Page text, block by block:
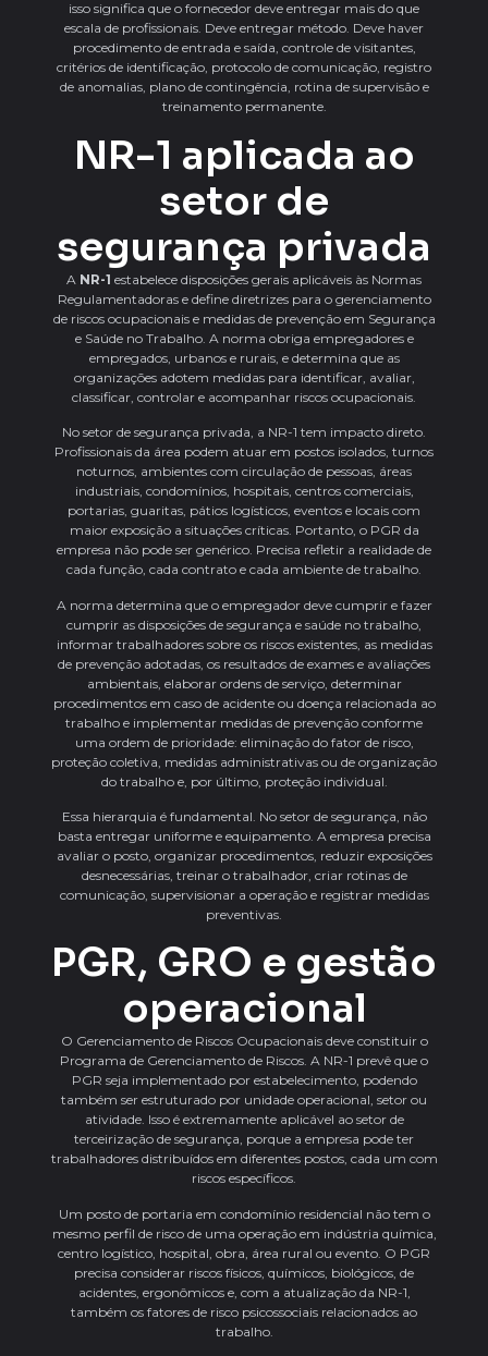
isso significa que o fornecedor deve entregar mais do que
escala de profissionais. Deve entregar método. Deve haver
procedimento de entrada e saída, controle de visitantes,
critérios de identificação, protocolo de comunicação, registro
de anomalias, plano de contingência, rotina de supervisão e
treinamento permanente.
NR-1 aplicada ao
setor de
segurança privada
A NR-1 estabelece disposições gerais aplicáveis às Normas
Regulamentadoras e define diretrizes para o gerenciamento
de riscos ocupacionais e medidas de prevenção em Segurança
e Saúde no Trabalho. A norma obriga empregadores e
empregados, urbanos e rurais, e determina que as
organizações adotem medidas para identificar, avaliar,
classificar, controlar e acompanhar riscos ocupacionais.
No setor de segurança privada, a NR-1 tem impacto direto.
Profissionais da área podem atuar em postos isolados, turnos
noturnos, ambientes com circulação de pessoas, áreas
industriais, condomínios, hospitais, centros comerciais,
portarias, guaritas, pátios logísticos, eventos e locais com
maior exposição a situações críticas. Portanto, o PGR da
empresa não pode ser genérico. Precisa refletir a realidade de
cada função, cada contrato e cada ambiente de trabalho.
A norma determina que o empregador deve cumprir e fazer
cumprir as disposições de segurança e saúde no trabalho,
informar trabalhadores sobre os riscos existentes, as medidas
de prevenção adotadas, os resultados de exames e avaliações
ambientais, elaborar ordens de serviço, determinar
procedimentos em caso de acidente ou doença relacionada ao
trabalho e implementar medidas de prevenção conforme
uma ordem de prioridade: eliminação do fator de risco,
proteção coletiva, medidas administrativas ou de organização
do trabalho e, por último, proteção individual.
Essa hierarquia é fundamental. No setor de segurança, não
basta entregar uniforme e equipamento. A empresa precisa
avaliar o posto, organizar procedimentos, reduzir exposições
desnecessárias, treinar o trabalhador, criar rotinas de
comunicação, supervisionar a operação e registrar medidas
preventivas.
PGR, GRO e gestão
operacional
O Gerenciamento de Riscos Ocupacionais deve constituir o
Programa de Gerenciamento de Riscos. A NR-1 prevê que o
PGR seja implementado por estabelecimento, podendo
também ser estruturado por unidade operacional, setor ou
atividade. Isso é extremamente aplicável ao setor de
terceirização de segurança, porque a empresa pode ter
trabalhadores distribuídos em diferentes postos, cada um com
riscos específicos.
Um posto de portaria em condomínio residencial não tem o
mesmo perfil de risco de uma operação em indústria química,
centro logístico, hospital, obra, área rural ou evento. O PGR
precisa considerar riscos físicos, químicos, biológicos, de
acidentes, ergonômicos e, com a atualização da NR-1,
também os fatores de risco psicossociais relacionados ao
trabalho.